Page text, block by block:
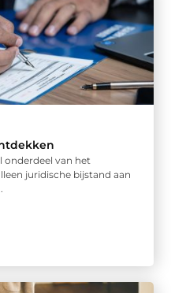
onderdeel van het
juridische bijstand aan